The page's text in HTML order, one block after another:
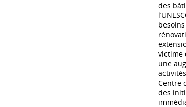
des
victime
une
Centre
des